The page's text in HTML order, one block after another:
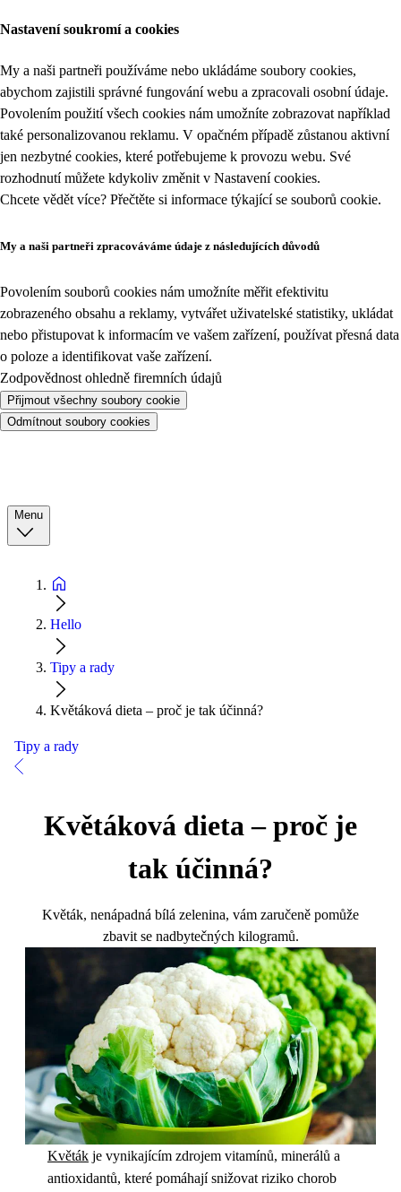
Nastavení soukromí a cookies
My a naši partneři používáme nebo ukládáme soubory cookies,
abychom zajistili správné fungování webu a zpracovali osobní údaje.
Povolením použití všech cookies nám umožníte zobrazovat například
také personalizovanou reklamu. V opačném případě zůstanou aktivní
jen nezbytné cookies, které potřebujeme k provozu webu. Své
rozhodnutí můžete kdykoliv změnit v Nastavení cookies.
Chcete vědět více? Přečtěte si informace týkající se souborů cookie.
My a naši partneři zpracováváme údaje z následujících důvodů
Povolením souborů cookies nám umožníte měřit efektivitu
zobrazeného obsahu a reklamy, vytvářet uživatelské statistiky, ukládat
nebo přistupovat k informacím ve vašem zařízení, používat přesná data
o poloze a identifikovat vaše zařízení.
Zodpovědnost ohledně firemních údajů
Přijmout všechny soubory cookie
Odmítnout soubory cookies
Menu
Hello
Tipy a rady
Květáková dieta – proč je tak účinná?
Tipy a rady
Květáková dieta – proč je
tak účinná?
Květák, nenápadná bílá zelenina, vám zaručeně pomůže
zbavit se nadbytečných kilogramů.
Květák je vynikajícím zdrojem vitamínů, minerálů a
antioxidantů, které pomáhají snižovat riziko chorob